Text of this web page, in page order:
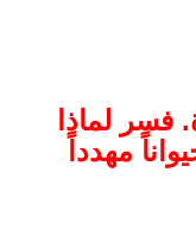
فسر لماذا
مهدداً